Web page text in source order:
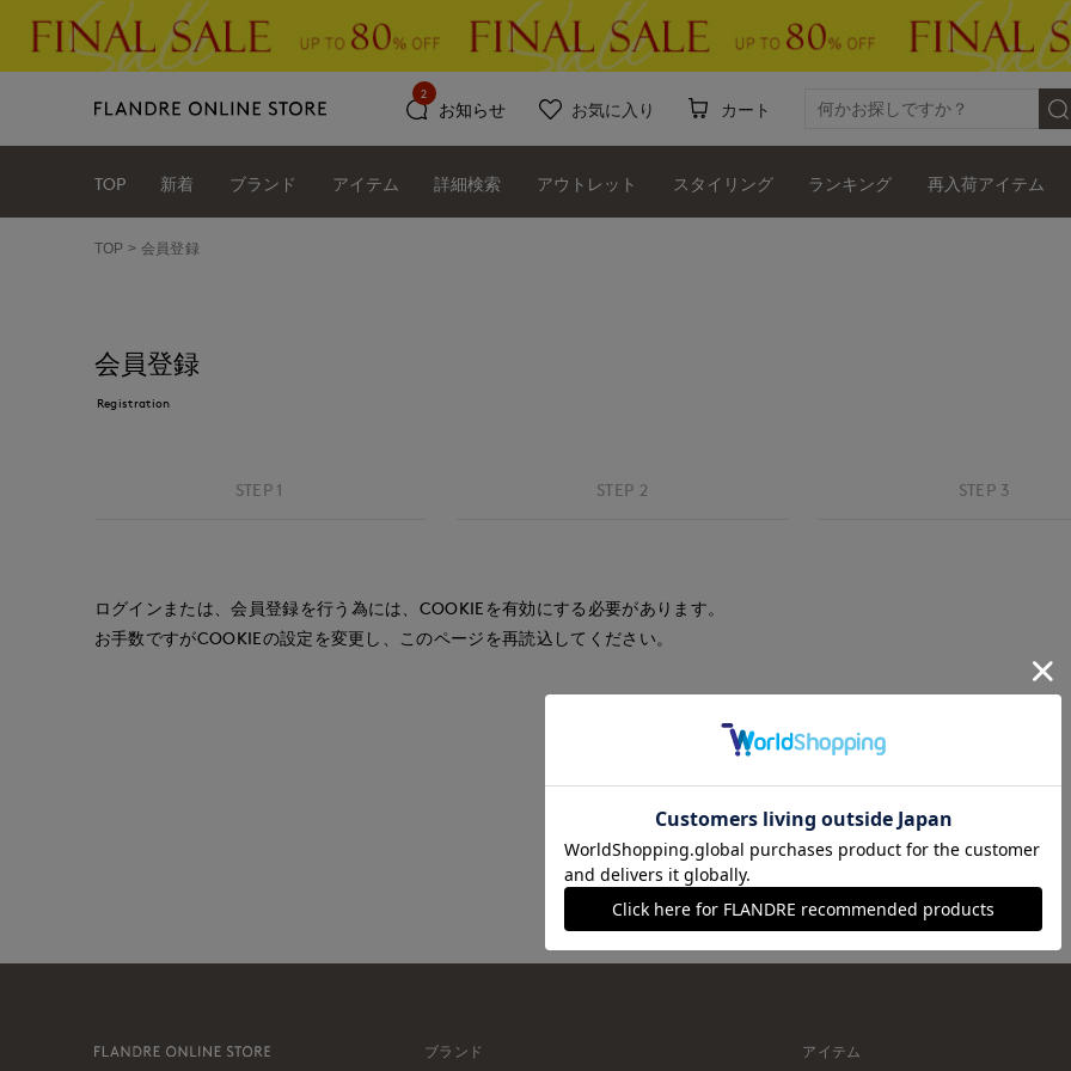
お知らせ
2
お気に入り カート
TOP 新着 ブランド アイテム 詳細検索 アウトレット スタイリング ランキング 再入荷アイテム
TOP 会員登録
会員登録
Registration
STEP 1 STEP 2 STEP 3
ログインまたは、会員登録を行う為には、COOKIEを有効にする必要があります。
お手数ですがCOOKIEの設定を変更し、このページを再読込してください。
再読込
ブランド アイテム